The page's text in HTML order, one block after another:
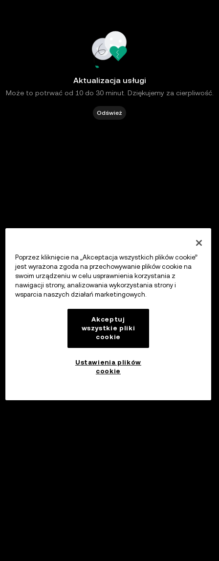
Aktualizacja usługi
Może to potrwać od 10 do 30 minut. Dziękujemy za cierpliwość.
Odśwież
Poprzez kliknięcie na „Akceptacja wszystkich plików cookie”
jest wyrażona zgoda na przechowywanie plików cookie na
swoim urządzeniu w celu usprawnienia korzystania z
nawigacji strony, analizowania wykorzystania strony i
wsparcia naszych działań marketingowych.
Akceptuj
wszystkie pliki
cookie
Ustawienia plików
cookie